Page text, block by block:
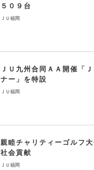
５０９台
ＪＵ福岡
ＪＵ九州合同ＡＡ開催「
ナー」を特設
ＪＵ福岡
親睦チャリティーゴルフ
社会貢献
ＪＵ福岡